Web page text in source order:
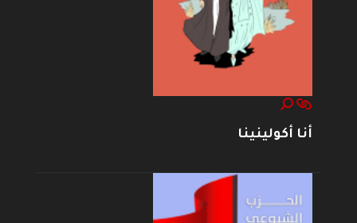
أنا أكولينينا